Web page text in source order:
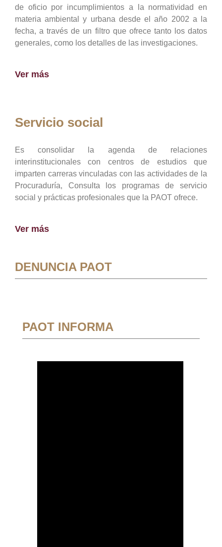
de oficio por incumplimientos a la normatividad en
materia ambiental y urbana desde el año 2002 a la
fecha, a través de un filtro que ofrece tanto los datos
generales, como los detalles de las investigaciones.
Ver más
Servicio social
Es consolidar la agenda de relaciones
interinstitucionales con centros de estudios que
imparten carreras vinculadas con las actividades de la
Procuraduría, Consulta los programas de servicio
social y prácticas profesionales que la PAOT ofrece.
Ver más
DENUNCIA PAOT
PAOT INFORMA